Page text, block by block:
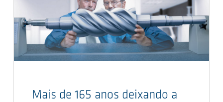
Mais de 165 anos deixando a